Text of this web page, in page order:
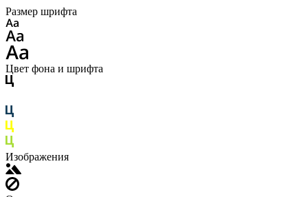
Размер шрифта
Цвет фона и шрифта
Изображения